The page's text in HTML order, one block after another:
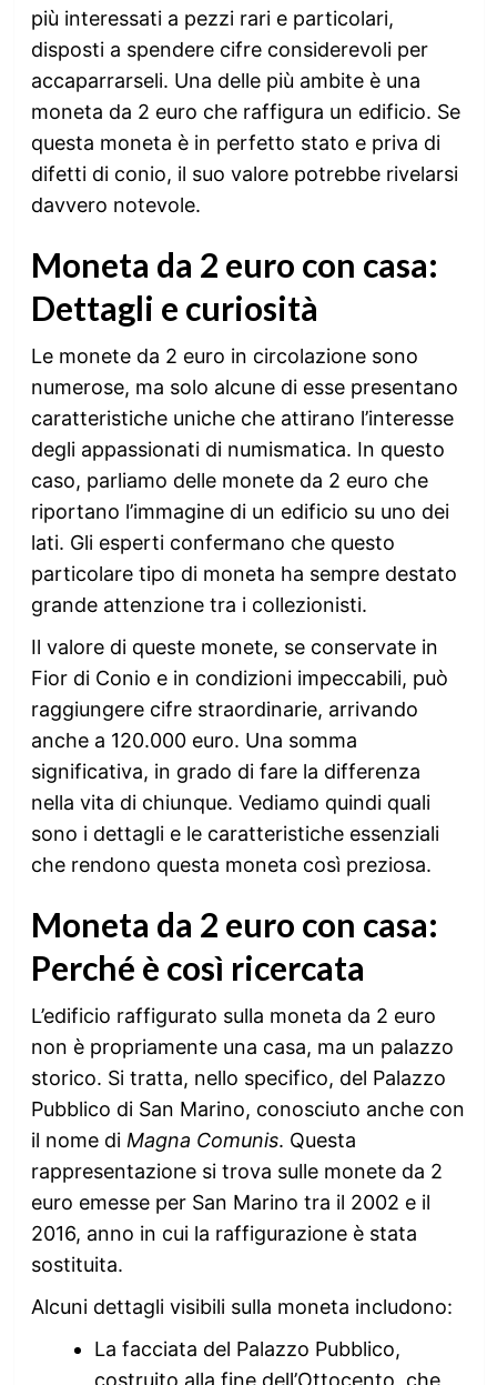
più interessati a pezzi rari e particolari,
disposti a spendere cifre considerevoli per
accaparrarseli. Una delle più ambite è una
moneta da 2 euro che raffigura un edificio. Se
questa moneta è in perfetto stato e priva di
difetti di conio, il suo valore potrebbe rivelarsi
davvero notevole.
Moneta da 2 euro con casa:
Dettagli e curiosità
Le monete da 2 euro in circolazione sono
numerose, ma solo alcune di esse presentano
caratteristiche uniche che attirano l’interesse
degli appassionati di numismatica. In questo
caso, parliamo delle monete da 2 euro che
riportano l’immagine di un edificio su uno dei
lati. Gli esperti confermano che questo
particolare tipo di moneta ha sempre destato
grande attenzione tra i collezionisti.
Il valore di queste monete, se conservate in
Fior di Conio e in condizioni impeccabili, può
raggiungere cifre straordinarie, arrivando
anche a 120.000 euro. Una somma
significativa, in grado di fare la differenza
nella vita di chiunque. Vediamo quindi quali
sono i dettagli e le caratteristiche essenziali
che rendono questa moneta così preziosa.
Moneta da 2 euro con casa:
Perché è così ricercata
L’edificio raffigurato sulla moneta da 2 euro
non è propriamente una casa, ma un palazzo
storico. Si tratta, nello specifico, del Palazzo
Pubblico di San Marino, conosciuto anche con
il nome di Magna Comunis. Questa
rappresentazione si trova sulle monete da 2
euro emesse per San Marino tra il 2002 e il
2016, anno in cui la raffigurazione è stata
sostituita.
Alcuni dettagli visibili sulla moneta includono:
La facciata del Palazzo Pubblico,
costruito alla fine dell’Ottocento, che